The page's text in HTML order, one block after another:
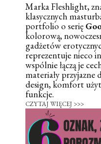
Marka Fleshlight,
klasycznych
portfolio o serię
kolorową,
gadżetów
reprezentuje nieco
wspólnie łączą je
materiały przyjazne
design, komfort
funkcje.
CZYTAJ WIĘCEJ >>>